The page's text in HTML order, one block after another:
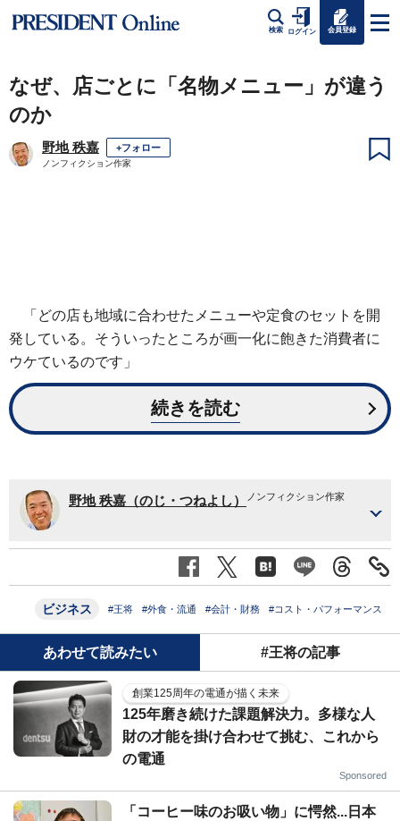
検索 ログイン 会員登録
なぜ、店ごとに「名物メニュー」が違う
のか
野地 秩嘉 +フォロー
ノンフィクション作家
「どの店も地域に合わせたメニューや定食のセットを開
発している。そういったところが画一化に飽きた消費者に
ウケているのです」
続きを読む
野地 秩嘉（のじ・つねよし） ノンフィクション作家
ビジネス #王将 #外食・流通 #会計・財務 #コスト・パフォーマンス
あわせて読みたい #王将の記事
創業125周年の電通が描く未来
125年磨き続けた課題解決力。多様な人
財の才能を掛け合わせて挑む、これから
の電通
Sponsored
「コーヒー味のお吸い物」に愕然...日本